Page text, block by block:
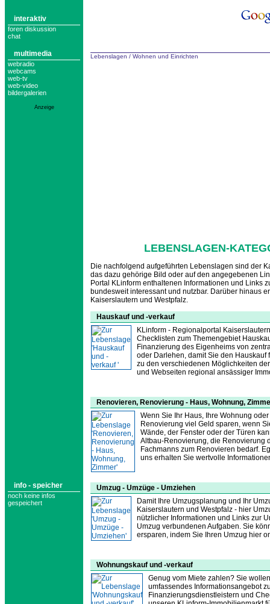
interaktiv
foren diskussion
chat
multimedia
webradio
webcams
web-tv
web-video
bildergalerien
Anzeige
info - speicher
noch keine infos
gespeichert
Lebenslagen / Wohnen und Einrichten
LEBENSLAGEN-
Die nachfolgend aufgeführten Lebenslagen sind der
das dazu gehörige Bild oder auf den angegebenen
Portal KLinform enthaltenen Informationen und Links
bundesweit interessant und nutzbar. Darüber hinaus
Kaiserslautern und Westpfalz.
Hauskauf und -verkauf
KLinform - Regionalportal
Checklisten zum Themengebiet
Finanzierung des Eigenheims von
oder Darlehen, damit Sie den
zu den verschiedenen Möglichkeiten
und Webseiten regional ansässiger
Renovieren, Renovierung - Haus, Wohnung,
Wenn Sie Ihr Haus, Ihre Wohnung
Renovierung viel Geld sparen, wenn
Wände, der Fenster oder der Türen
Altbau-Renovierung, die Renovierung
Fachmanns zum Renovieren bedarf.
uns erhalten Sie wertvolle
Umzug - Umzüge - Umziehen
Damit Ihre Umzugsplanung und Ihr
Kaiserslautern und Westpfalz - hier
nützlicher Informationen und Links zur
Umzug verbundenen Aufgaben. Sie
ersparen, indem Sie Ihren Umzug hier
Wohnungskauf und -verkauf
Genug vom Miete zahlen? Sie
umfassendes Informationsangebot
Finanzierungsdienstleistern und